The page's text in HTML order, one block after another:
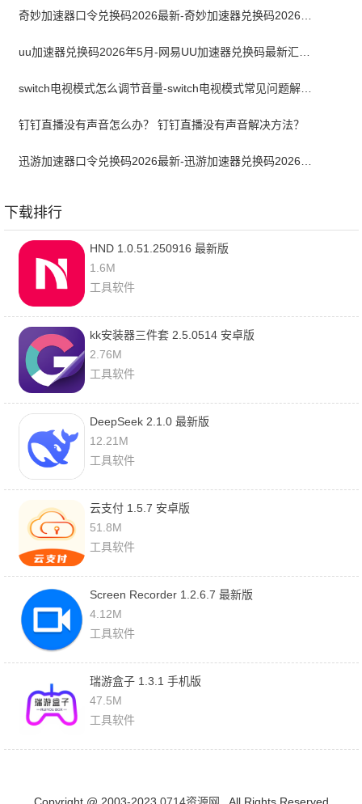
switch电视模式怎么调节音量-switch电视模式常见问题解决方案
钉钉直播没有声音怎么办？ 钉钉直播没有声音解决方法？
下载排行
HND 1.0.51.250916 最新版
1.6M
工具软件
kk安装器三件套 2.5.0514 安卓版
2.76M
工具软件
DeepSeek 2.1.0 最新版
12.21M
工具软件
云支付 1.5.7 安卓版
51.8M
工具软件
Screen Recorder 1.2.6.7 最新版
4.12M
工具软件
瑞游盒子 1.3.1 手机版
47.5M
工具软件
Copyright @ 2003-2023 0714资源网 . All Rights Reserved